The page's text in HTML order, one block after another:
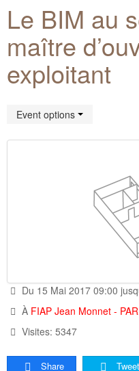
L'association et son
La composition du conseil
Adhérer à l'association Artiès
Séminaires
formulaire Orléans2011
Archives documentaires
Documentation
Plaquette de présentation
Adhérents : vos questions
Activités immobilières
Contacts
Le BIM au
maître
exploitant
Event options
Du 15 Mai 2017 09:00
À FIAP Jean Monnet -
Visites: 5347
Share Tweet